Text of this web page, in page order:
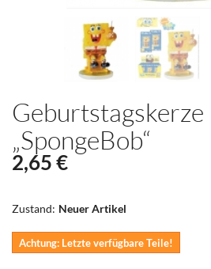
Geburtstagskerze
„SpongeBob“
2,65 €
Zustand: Neuer Artikel
Achtung: Letzte verfügbare Teile!